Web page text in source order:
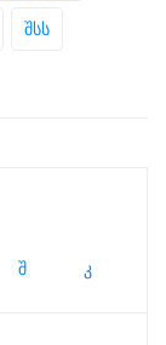
შსს
შ კ